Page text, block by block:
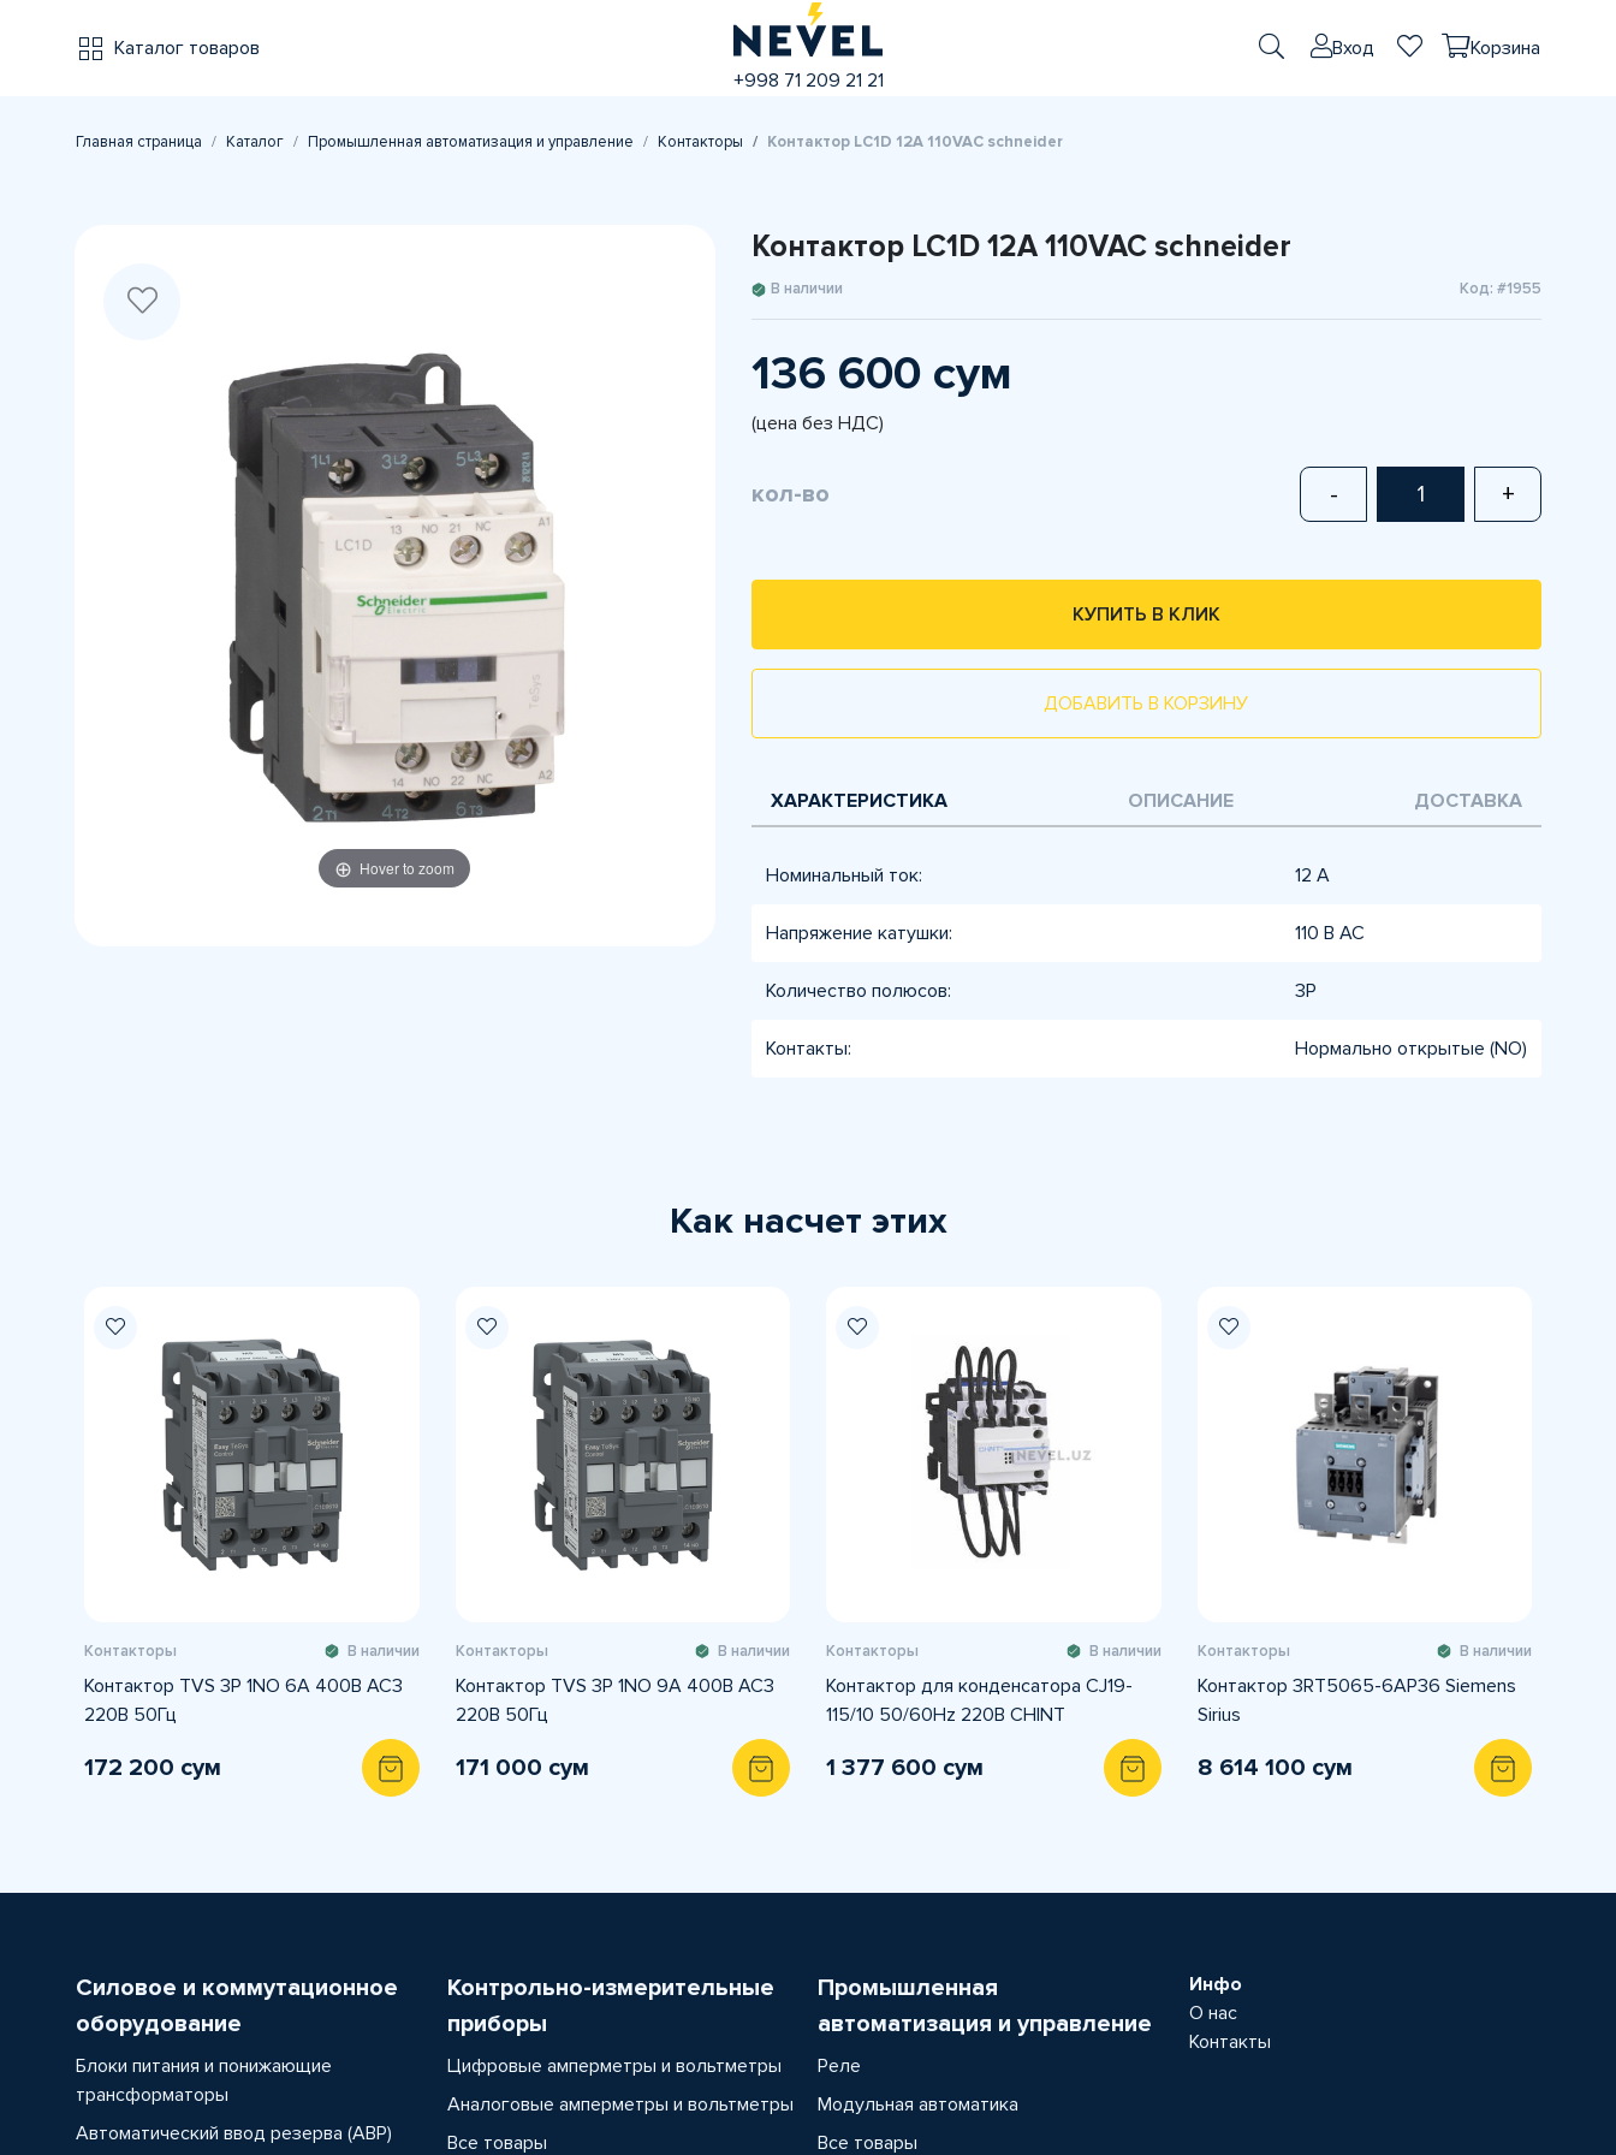
Каталог товаров
+998 71 209 21 21
Вход Корзина
Главная страница Каталог Промышленная автоматизация и управление Контакторы Контактор LC1D 12A 110VAC schneider
Hover to zoom
Контактор LC1D 12A 110VAC schneider
В наличии Код: #1955
136 600 сум
(цена без НДС)
кол-во - +
КУПИТЬ В КЛИК
ДОБАВИТЬ В КОРЗИНУ
ХАРАКТЕРИСТИКА ОПИСАНИЕ ДОСТАВКА
Номинальный ток: 12 А
Напряжение катушки: 110 В AC
Количество полюсов: 3P
Контакты: Нормально открытые (NO)
Как насчет этих
Контакторы В наличии
Контактор TVS 3P 1NO 6А 400В AC3
220В 50Гц
172 200 сум
Контакторы В наличии
Контактор TVS 3P 1NO 9А 400В AC3
220В 50Гц
171 000 сум
Контакторы В наличии
Контактор для конденсатора CJ19-
115/10 50/60Hz 220В CHINT
1 377 600 сум
Контакторы В наличии
Контактор 3RT5065-6AP36 Siemens
Sirius
8 614 100 сум
Силовое и коммутационное
оборудование
Блоки питания и понижающие
трансформаторы
Автоматический ввод резерва (АВР)
Контрольно-измерительные
приборы
Цифровые амперметры и вольтметры
Аналоговые амперметры и вольтметры
Все товары
Промышленная
автоматизация и управление
Реле
Модульная автоматика
Все товары
Инфо
О нас
Контакты